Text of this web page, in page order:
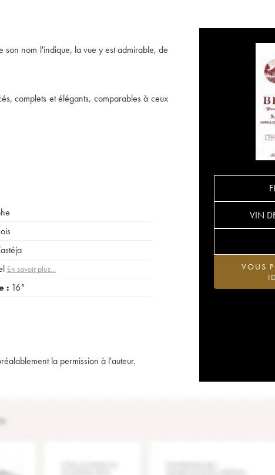
son nom l'indique, la vue y est admirable, de
complets et élégants, comparables à ceux
VIN
VOUS
En savoir plus...
: 16°
la permission à l'auteur.